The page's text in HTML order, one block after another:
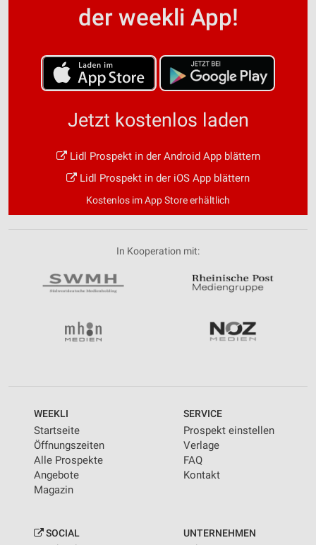
der weekli App!
Jetzt kostenlos laden
Lidl Prospekt in der Android App blättern
Lidl Prospekt in der iOS App blättern
Kostenlos im App Store erhältlich
In Kooperation mit:
WEEKLI
Startseite
Öffnungszeiten
Alle Prospekte
Angebote
Magazin
SERVICE
Prospekt einstellen
Verlage
FAQ
Kontakt
SOCIAL UNTERNEHMEN